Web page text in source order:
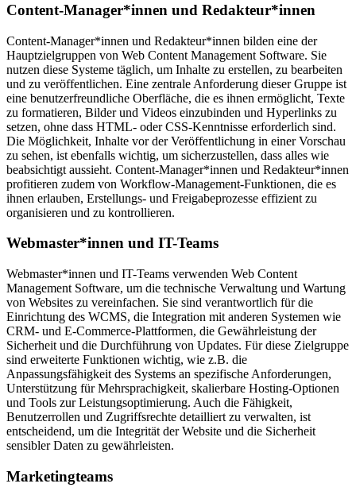
Content-Manager*innen und Redakteur*innen
Content-Manager*innen und Redakteur*innen bilden eine der
Hauptzielgruppen von Web Content Management Software. Sie
nutzen diese Systeme täglich, um Inhalte zu erstellen, zu bearbeiten
und zu veröffentlichen. Eine zentrale Anforderung dieser Gruppe ist
eine benutzerfreundliche Oberfläche, die es ihnen ermöglicht, Texte
zu formatieren, Bilder und Videos einzubinden und Hyperlinks zu
setzen, ohne dass HTML- oder CSS-Kenntnisse erforderlich sind.
Die Möglichkeit, Inhalte vor der Veröffentlichung in einer Vorschau
zu sehen, ist ebenfalls wichtig, um sicherzustellen, dass alles wie
beabsichtigt aussieht. Content-Manager*innen und Redakteur*innen
profitieren zudem von Workflow-Management-Funktionen, die es
ihnen erlauben, Erstellungs- und Freigabeprozesse effizient zu
organisieren und zu kontrollieren.
Webmaster*innen und IT-Teams
Webmaster*innen und IT-Teams verwenden Web Content
Management Software, um die technische Verwaltung und Wartung
von Websites zu vereinfachen. Sie sind verantwortlich für die
Einrichtung des WCMS, die Integration mit anderen Systemen wie
CRM- und E-Commerce-Plattformen, die Gewährleistung der
Sicherheit und die Durchführung von Updates. Für diese Zielgruppe
sind erweiterte Funktionen wichtig, wie z.B. die
Anpassungsfähigkeit des Systems an spezifische Anforderungen,
Unterstützung für Mehrsprachigkeit, skalierbare Hosting-Optionen
und Tools zur Leistungsoptimierung. Auch die Fähigkeit,
Benutzerrollen und Zugriffsrechte detailliert zu verwalten, ist
entscheidend, um die Integrität der Website und die Sicherheit
sensibler Daten zu gewährleisten.
Marketingteams